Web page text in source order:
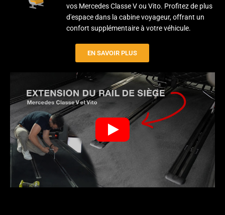
vos Mercedes Classe V ou Vito. Profitez de plus
d'espace dans la cabine voyageur, offrant un
confort supplémentaire à votre véhicule.
EN SAVOIR PLUS